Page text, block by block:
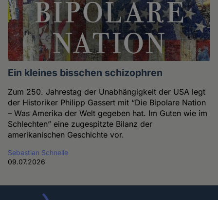
Ein kleines bisschen schizophren
Zum 250. Jahrestag der Unabhängigkeit der USA legt
der Historiker Philipp Gassert mit “Die Bipolare Nation
– Was Amerika der Welt gegeben hat. Im Guten wie im
Schlechten” eine zugespitzte Bilanz der
amerikanischen Geschichte vor.
Sebastian Schnelle
09.07.2026